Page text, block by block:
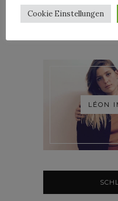
LÉON
Cookie Einstellungen